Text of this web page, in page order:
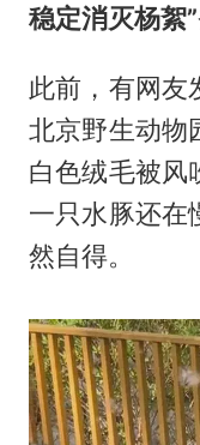
稳定消灭杨絮”
此前，有网友
北京野生动物
白色绒毛被风
一只水豚还在
然自得。